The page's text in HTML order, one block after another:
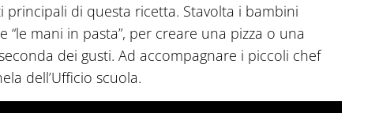
di questa ricetta. Stavolta i bambini
mani in pasta”, per creare una pizza o una
dei gusti. Ad accompagnare i piccoli chef
dell’Ufficio scuola.